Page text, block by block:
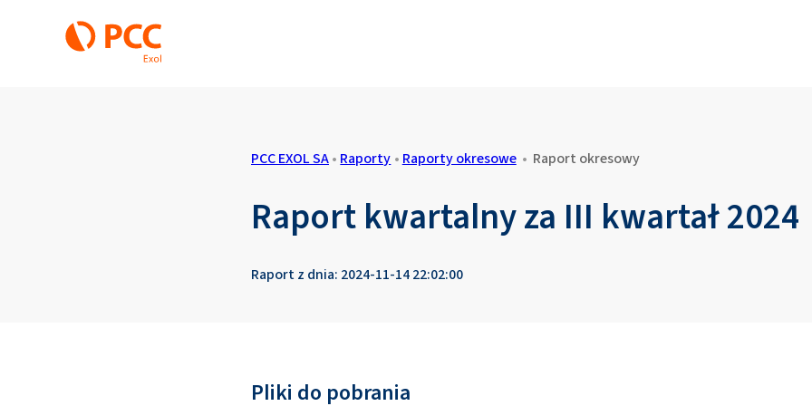
PCC EXOL SA• Raporty • Raporty okresowe • Raport okresowy
Raport kwartalny za III kwartał 2024
Raport z dnia: 2024-11-14 22:02:00
Pliki do pobrania